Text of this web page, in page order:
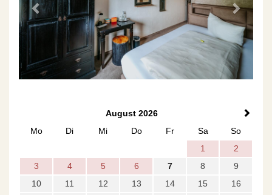
August 2026
Mo
Di Mi Do Fr Sa
So
1
2
3
4 5 6 7 8
9
10
11 12 13 14 15
16